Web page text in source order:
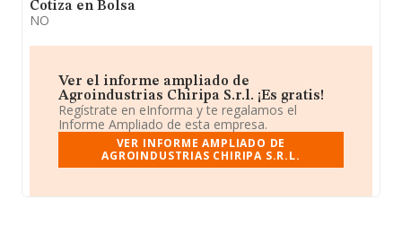
Cotiza en Bolsa
NO
Ver el informe ampliado de
Agroindustrias Chiripa S.r.l. ¡Es gratis!
Regístrate en eInforma y te regalamos el
Informe Ampliado de esta empresa.
VER INFORME AMPLIADO DE
AGROINDUSTRIAS CHIRIPA S.R.L.